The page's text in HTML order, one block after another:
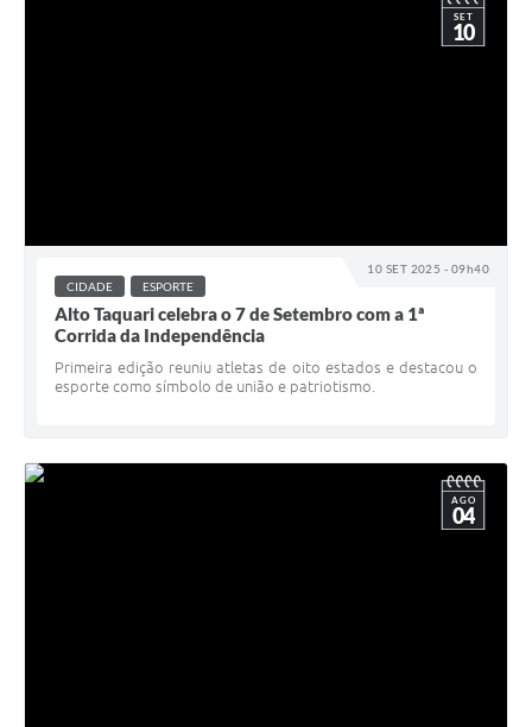
10 SET 2025 - 09h40
SET
10
CIDADE ESPORTE
Alto Taquari celebra o 7 de Setembro com a 1ª
Corrida da Independência
Primeira edição reuniu atletas de oito estados e destacou o
esporte como símbolo de união e patriotismo.
AGO
04